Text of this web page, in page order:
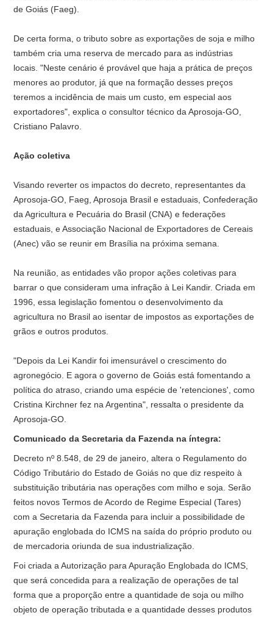
de Goiás (Faeg).
De certa forma, o tributo sobre as exportações de soja e milho
também cria uma reserva de mercado para as indústrias
locais. "Neste cenário é provável que haja a prática de preços
menores ao produtor, já que na formação desses preços
teremos a incidência de mais um custo, em especial aos
exportadores", explica o consultor técnico da Aprosoja-GO,
Cristiano Palavro.
Ação coletiva
Visando reverter os impactos do decreto, representantes da
Aprosoja-GO, Faeg, Aprosoja Brasil e estaduais, Confederação
da Agricultura e Pecuária do Brasil (CNA) e federações
estaduais, e Associação Nacional de Exportadores de Cereais
(Anec) vão se reunir em Brasília na próxima semana.
Na reunião, as entidades vão propor ações coletivas para
barrar o que consideram uma infração à Lei Kandir. Criada em
1996, essa legislação fomentou o desenvolvimento da
agricultura no Brasil ao isentar de impostos as exportações de
grãos e outros produtos.
"Depois da Lei Kandir foi imensurável o crescimento do
agronegócio. E agora o governo de Goiás está fomentando a
política do atraso, criando uma espécie de 'retenciones', como
Cristina Kirchner fez na Argentina", ressalta o presidente da
Aprosoja-GO.
Comunicado da Secretaria da Fazenda na íntegra:
Decreto nº 8.548, de 29 de janeiro, altera o Regulamento do
Código Tributário do Estado de Goiás no que diz respeito à
substituição tributária nas operações com milho e soja. Serão
feitos novos Termos de Acordo de Regime Especial (Tares)
com a Secretaria da Fazenda para incluir a possibilidade de
apuração englobada do ICMS na saída do próprio produto ou
de mercadoria oriunda de sua industrialização.
Foi criada a Autorização para Apuração Englobada do ICMS,
que será concedida para a realização de operações de tal
forma que a proporção entre a quantidade de soja ou milho
objeto de operação tributada e a quantidade desses produtos